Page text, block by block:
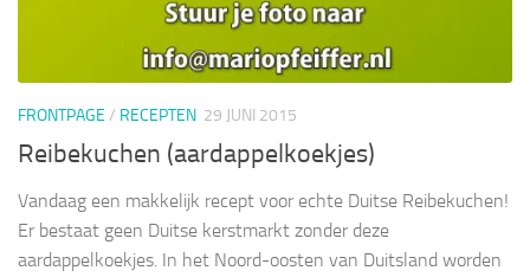
FRONTPAGE / RECEPTEN 29 JUNI 2015
Reibekuchen (aardappelkoekjes)
Vandaag een makkelijk recept voor echte Duitse Reibekuchen!
Er bestaat geen Duitse kerstmarkt zonder deze
aardappelkoekjes. In het Noord-oosten van Duitsland worden